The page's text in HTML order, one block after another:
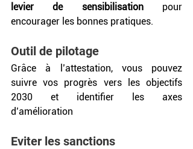
levier de sensibilisation pour
encourager les bonnes pratiques.
Outil de pilotage
Grâce à l’attestation, vous pouvez
suivre vos progrès vers les objectifs
2030 et identifier les axes
d’amélioration
Eviter les sanctions